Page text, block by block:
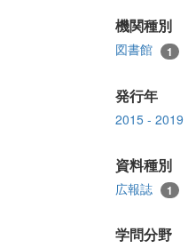
機関種別
図書館 1
発行年
2015 - 2019
資料種別
広報誌 1
学問分野